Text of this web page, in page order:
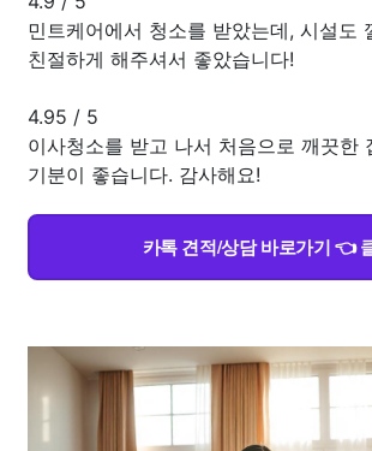
민트케어에서 청소를 받았는데, 시설도
친절하게 해주셔서 좋았습니다!
4.95 / 5
이사청소를 받고 나서 처음으로 깨끗한
기분이 좋습니다. 감사해요!
카톡 견적/상담 바로가기 👈